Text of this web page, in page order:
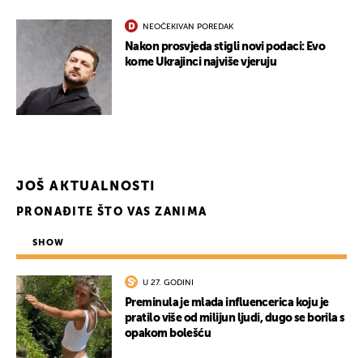
NEOČEKIVAN POREDAK
Nakon prosvjeda stigli novi podaci: Evo
kome Ukrajinci najviše vjeruju
JOŠ AKTUALNOSTI
PRONAĐITE ŠTO VAS ZANIMA
SHOW
U 27. GODINI
Preminula je mlada influencerica koju je
pratilo više od milijun ljudi, dugo se borila s
opakom bolešću